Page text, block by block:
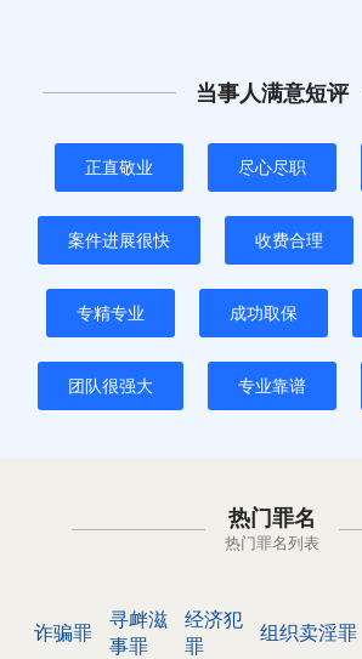
当事人满意短评
正直敬业 尽心尽职
案件进展很快 收费合理
专精专业 成功取保
团队很强大 专业靠谱
热门罪名
热门罪名列表
诈骗罪
寻衅滋
事罪
经济犯
罪
组织卖淫罪